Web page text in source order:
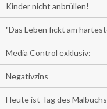
Kinder nicht anbrüllen!
"Das Leben fickt am
Media Control exklusiv:
Negativzins
Heute ist Tag des Malbuchs